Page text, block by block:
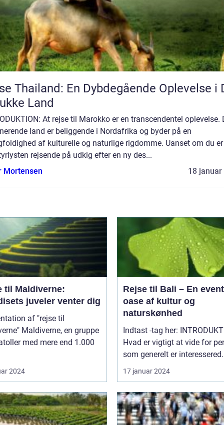
Thailand: En Dybdegående Oplevelse i
Land
At rejse til Marokko er en transcendentel oplevelse.
land er beliggende i Nordafrika og byder på en
af kulturelle og naturlige rigdomme. Uanset om du
rejsende på udkig efter en ny des...
Mortensen
18 januar
til Maldiverne:
juveler venter dig
af "rejse til
en gruppe
med mere end 1.000
2024
Rejse til Bali – En
oase af kultur og
naturskønhed
Indtast -tag her: INTRODUKTION:
Hvad er vigtigt at vide for
som generelt er
17 januar 2024